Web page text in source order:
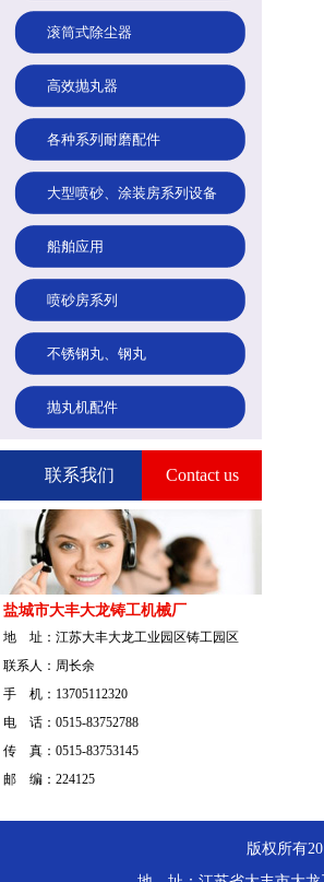
滚筒式除尘器
高效抛丸器
各种系列耐磨配件
大型喷砂、涂装房系列设备
船舶应用
喷砂房系列
不锈钢丸、钢丸
抛丸机配件
联系我们 Contact us
盐城市大丰大龙铸工机械厂
地 址：江苏大丰大龙工业园区铸工园区
联系人：周长余
手 机：13705112320
电 话：0515-83752788
传 真：0515-83753145
邮 编：224125
版权所有